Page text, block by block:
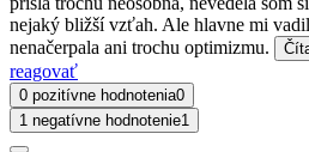
nejaký bližší vzťah. Ale hlavne mi
nenačerpala ani trochu optimizmu.
reagovať
0 pozitívne hodnotenia0
1 negatívne hodnotenie1